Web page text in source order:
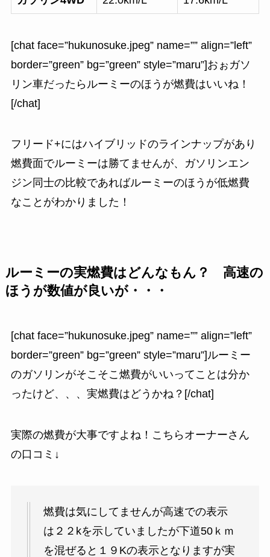
[chat face=”hukunosuke.jpeg” name=”” align=”left”
border=”green” bg=”green” style=”maru”]おぉガソ
リン車だったらルーミーのほうが燃費はいいね！
[/chat]
フリード+にはハイブリッドのラインナップがあり
燃費面でルーミーは勝てませんが、ガソリンエン
ジン同士の比較であればルーミーのほうが低燃費
なことがわかりました！
ルーミーの実燃費はどんなもん？ 高速の
ほうが数値が良いが・・・
[chat face=”hukunosuke.jpeg” name=”” align=”left”
border=”green” bg=”green” style=”maru”]ルーミー
のガソリンがそこそこ燃費がいいってことは分か
ったけど、、、実燃費はどうかね？[/chat]
実際の燃費が大事ですよね！こちらオーナーさん
の口コミ↓
燃費は気にしてませんが高速での表示
は２２kを示していましたが下道50ｋｍ
を混ぜると１９Kの表示となりますが実